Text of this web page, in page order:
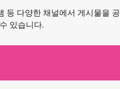
등 다양한 채널에서 게시물을
있습니다.